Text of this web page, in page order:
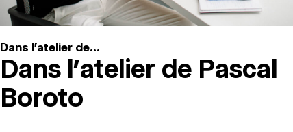
Dans l'atelier de...
Dans l’atelier de Pascal
Boroto